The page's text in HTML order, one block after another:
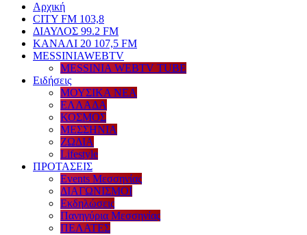
Αρχική
CITY FM 103,8
ΔΙΑΥΛΟΣ 99.2 FM
ΚΑΝΑΛΙ 20 107,5 FM
MESSINIAWEBTV
MESSINIA WEBTV TUBE
Eιδήσεις
ΜΟΥΣΙΚΑ ΝΕΑ
ΕΛΛΑΔΑ
ΚΟΣΜΟΣ
ΜΕΣΣΗΝΙΑ
ΖΩΔΙΑ
Lifestyle
ΠΡΟΤΑΣΕΙΣ
Events Μεσσηνίας
ΔΙΑΓΩΝΙΣΜΟΙ
Εκδηλώσεις
Πανηγύρια Μεσσηνίας
ΠΕΛΑΤΕΣ